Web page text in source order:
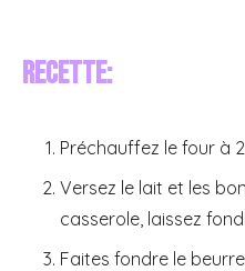
Recette:
Préchauffez le four à
Versez le lait et les
casserole, laissez
Faites fondre le